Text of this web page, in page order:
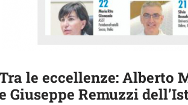
le eccellenze:Alberto
Giuseppe Remuzzi